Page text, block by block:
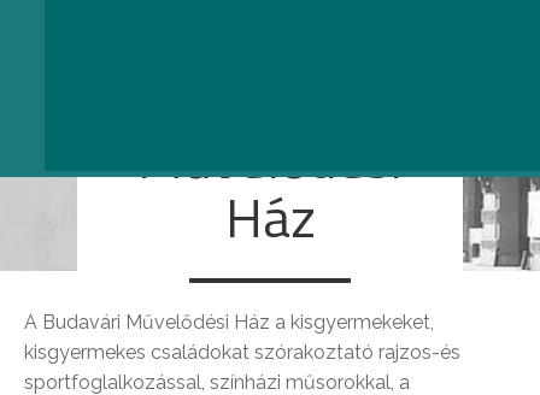
Művelődési
Ház
A Budavári Művelődési Ház a kisgyermekeket,
kisgyermekes családokat szórakoztató rajzos-és
sportfoglalkozással, színházi műsorokkal, a